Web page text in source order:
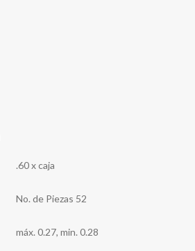
.60 x caja
No. de Piezas 52
máx. 0.27, min. 0.28